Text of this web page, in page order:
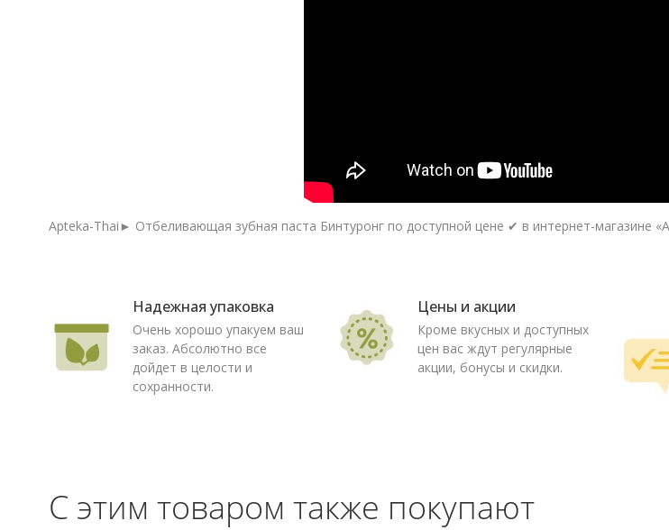
Apteka-Thai► Отбеливающая зубная паста Бинтуронг по доступной цене ✔ в интернет-магазине
Надежная упаковка
Очень хорошо упакуем ваш
заказ. Абсолютно все
дойдет в целости и
сохранности.
Цены и акции
Кроме вкусных и доступных
цен вас ждут регулярные
акции, бонусы и скидки.
С этим товаром также покупают